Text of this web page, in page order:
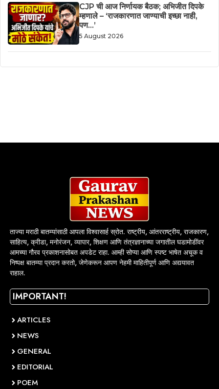
CJP ची आज निर्णायक बैठक; अभिजीत दिपके
म्हणाले – ‘राजकारणात जाण्याची इच्छा नाही,
पण…’
5 August 2026
ताज्या मराठी बातम्यांसाठी आपला विश्वासार्ह स्रोत. राष्ट्रीय, आंतरराष्ट्रीय, राजकारण,
साहित्य, क्रीडा, मनोरंजन, व्यापार, शिक्षण आणि तंत्रज्ञानाच्या जगातील घडामोडींवर
आमच्या गौरव प्रकाशनासोबत अपडेट राहा. आम्ही सोप्या आणि स्पष्ट भाषेत अचूक व
निष्पक्ष बातम्या प्रदान करतो, जेणेकरून आपण नेहमी माहितीपूर्ण आणि अद्ययावत
राहाल.
IMPORTANT!
ARTICLES
NEWS
GENERAL
EDITORIAL
POEM